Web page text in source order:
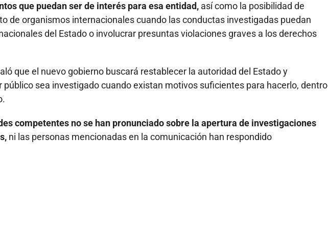
que puedan ser de interés para esa entidad, así como la posibilidad de
de organismos internacionales cuando las conductas investigadas puedan
del Estado o involucrar presuntas violaciones graves a los derechos
que el nuevo gobierno buscará restablecer la autoridad del Estado y
público sea investigado cuando existan motivos suficientes para hacerlo, dentro
competentes no se han pronunciado sobre la apertura de investigaciones
ni las personas mencionadas en la comunicación han respondido